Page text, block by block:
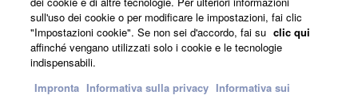
sull'uso dei cookie o per modificare le impostazioni, fai clic
"Impostazioni cookie". Se non sei d'accordo, fai su clic qui
affinché vengano utilizzati solo i cookie e le tecnologie
indispensabili.
Impronta Informativa sulla privacy Informativa sui